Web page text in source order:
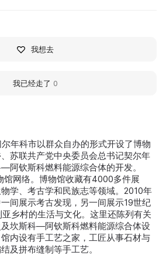
年科市以群众自办的形式开设了博物
苏联共产党中央委员会总书记契尔年
阿钦斯科燃料能源综合体的开发。
馆网络。博物馆收藏有4000多件展
学、考古学和民族志等领域。2010年
间展示考古发现，另一间展示19世纪
乡村的生活与文化。这里还陈列有关
坎斯科—阿钦斯科燃料能源综合体设
内设有手工艺之家，工匠从事石材与
及拼布缝制等手工艺。
我想去
我已经走了 0